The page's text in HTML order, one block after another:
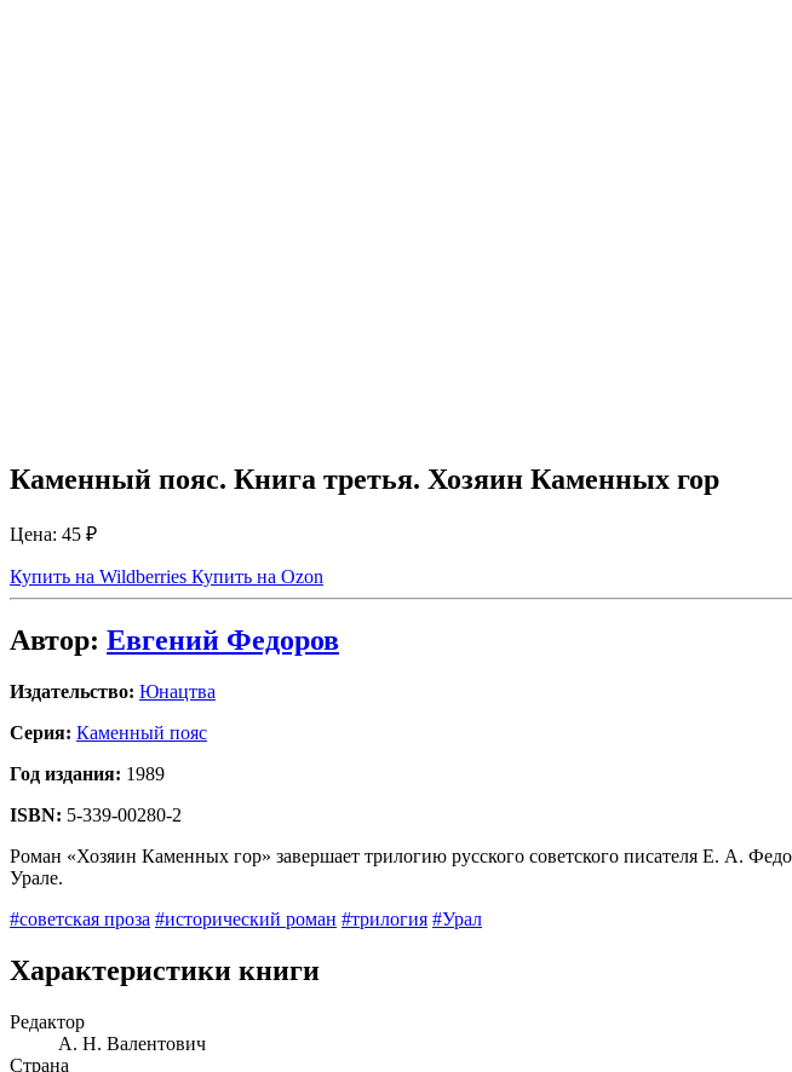
Каменный пояс. Книга третья. Хозяин Каменных гор
Цена: 45 ₽
Купить на Wildberries Купить на Ozon
Автор: Евгений Федоров
Издательство: Юнацтва
Серия: Каменный пояс
Год издания: 1989
ISBN: 5-339-00280-2
Роман «Хозяин Каменных гор» завершает трилогию русского советского писателя Е. А.
Урале.
#советская проза #исторический роман #трилогия #Урал
Характеристики книги
Редактор
А. Н. Валентович
Страна